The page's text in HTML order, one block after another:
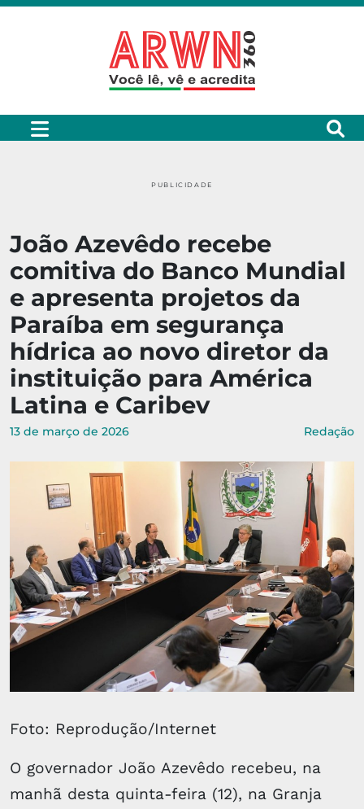
PUBLICIDADE
João Azevêdo recebe
comitiva do Banco Mundial
e apresenta projetos da
Paraíba em segurança
hídrica ao novo diretor da
instituição para América
Latina e Caribev
13 de março de 2026 Redação
Foto: Reprodução/Internet
O governador João Azevêdo recebeu, na
manhã desta quinta-feira (12), na Granja